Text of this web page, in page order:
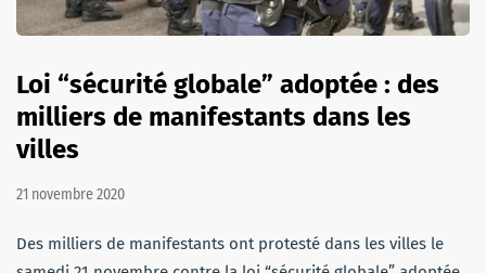
Loi “sécurité globale” adoptée : des
milliers de manifestants dans les
villes
21 novembre 2020
Des milliers de manifestants ont protesté dans les villes le